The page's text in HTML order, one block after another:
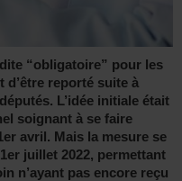
“obligatoire” pour les
d’être reporté suite à
L’idée initiale était
soignant à se faire
avril. Mais la mesure se
juillet 2022, permettant
n’ayant pas encore reçu